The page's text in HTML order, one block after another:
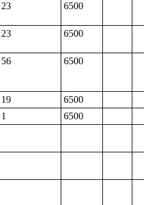
23 6500
23 6500
56 6500
19
6500
1
6500